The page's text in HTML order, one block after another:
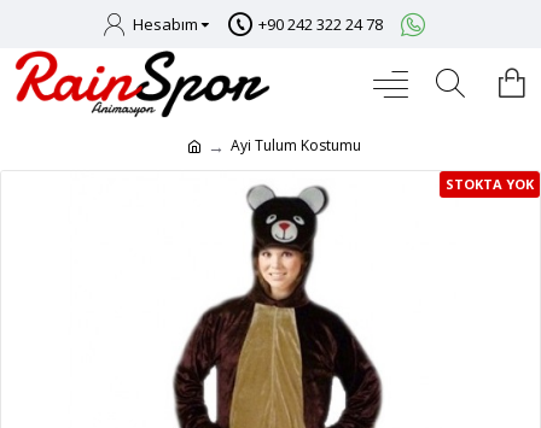
Hesabım +90 242 322 24 78
Ayi Tulum Kostumu
STOKTA YOK